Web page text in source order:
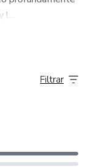
Filtrar